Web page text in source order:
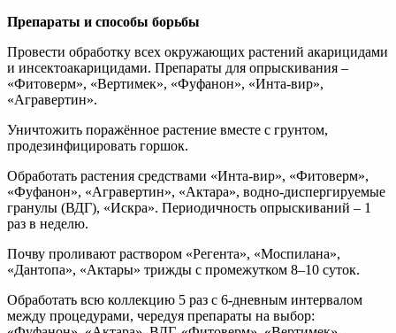
Препараты и способы борьбы
Провести обработку всех окружающих растений акарицидами
и инсектоакарицидами. Препараты для опрыскивания –
«Фитоверм», «Вертимек», «Фуфанон», «Инта-вир»,
«Агравертин».
Уничтожить поражённое растение вместе с грунтом,
продезинфицировать горшок.
Обработать растения средствами «Инта-вир», «Фитоверм»,
«Фуфанон», «Агравертин», «Актара», водно-диспергируемые
гранулы (ВДГ), «Искра». Периодичность опрыскиваний – 1
раз в неделю.
Почву проливают раствором «Регента», «Моспилана»,
«Дантопа», «Актары» трижды с промежутком 8–10 суток.
Обработать всю коллекцию 5 раз с 6-дневным интервалом
между процедурами, чередуя препараты на выбор: